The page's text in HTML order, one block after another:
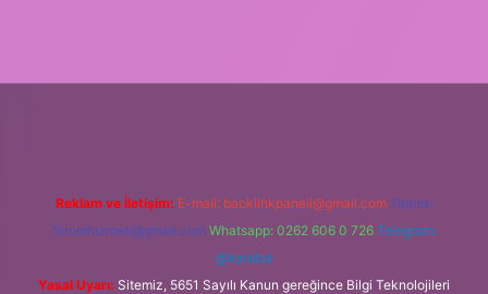
Reklam ve İletişim: E-mail: backlinkpaneli@gmail.com Teams:
forumhizmeti@gmail.com Whatsapp: 0262 606 0 726 Telegram:
@karabul
Yasal Uyarı: Sitemiz, 5651 Sayılı Kanun gereğince Bilgi Teknolojileri